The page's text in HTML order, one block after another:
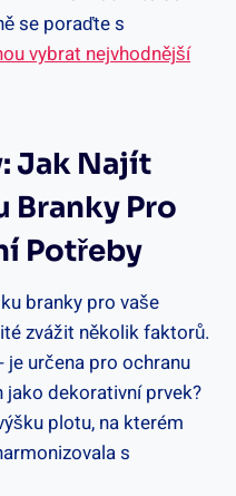
se ‌poraďte ‍s
vybrat nejvhodnější‍
Jak Najít⁢
Branky Pro
Potřeby
branky pro‍ vaše
zvážit několik faktorů.
je určena pro ochranu⁣
jako ⁣dekorativní ⁤prvek?
plotu, na kterém
s